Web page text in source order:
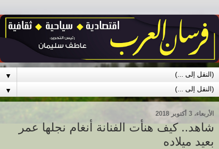
▼
▼
الأربعاء، 3 أكتوبر 2018
شاهد.. كيف هنأت الفنانة أنغام نجلها عمر
بعيد ميلاده